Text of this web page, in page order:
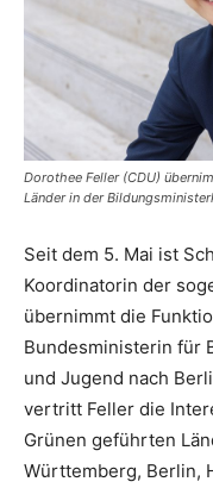
Dorothee Feller (CDU)
Länder in der
Seit dem 5. Mai ist
Koordinatorin der
übernimmt die
Bundesministerin für
und Jugend nach
vertritt Feller die
Grünen geführten
Württemberg, Berlin,